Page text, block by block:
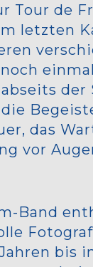
Tour de
letzten
der
das
vor
Band
bis